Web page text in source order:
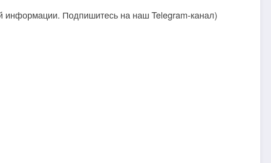
Подпишитесь на наш Telegram-канал)